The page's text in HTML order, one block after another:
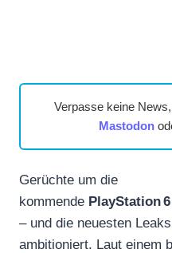
Verpasse keine
Mastodon
Gerüchte um die
kommende PlayStation 6
– und die neuesten
ambitioniert. Laut einem